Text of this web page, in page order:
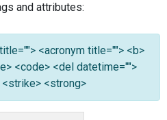
and attributes:
<acronym title=""> <b>
<code> <del datetime="">
<strike> <strong>